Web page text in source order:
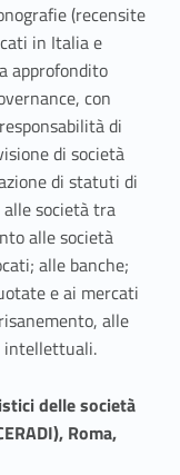
(recensite
in Italia e
approfondito
con
di
di società
di statuti di
società tra
alle società
alle banche;
e ai mercati
alle
intellettuali.
delle società
Roma,